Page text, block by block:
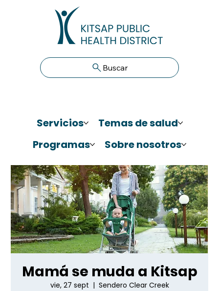
Buscar
Servicios
Temas de salud
Programas
Sobre nosotros
Mamá se muda a Kitsap
vie, 27 sept
  |
Sendero Clear Creek